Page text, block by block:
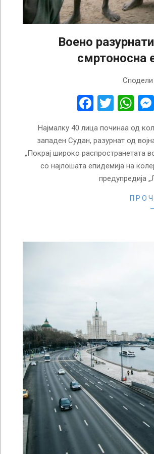
Воено
смртоносна
Сподели
Најмалку 40 лица починаа од
западен Судан, разурнат од
„Покрај широко распространетата
со најлошата епидемија на
предупредија